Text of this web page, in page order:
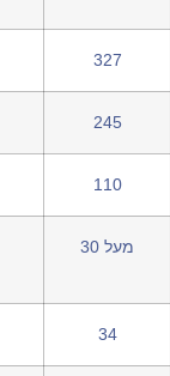
327
245
110
מעל 30
34